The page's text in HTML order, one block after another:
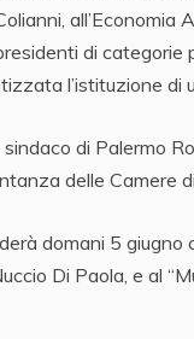
di
l’istituzione di
sindaco di Palermo
delle Camere di
domani 5
Di Paola, e al